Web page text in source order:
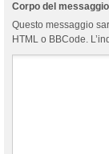
Corpo del
Questo messaggio
HTML o BBCode.